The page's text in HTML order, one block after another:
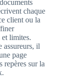
chaque
client ou la
limites.
assureurs, il
page
repères sur la